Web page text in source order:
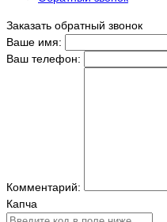
Заказать обратный звонок
Ваше имя:
Ваш телефон:
Комментарий:
Капча